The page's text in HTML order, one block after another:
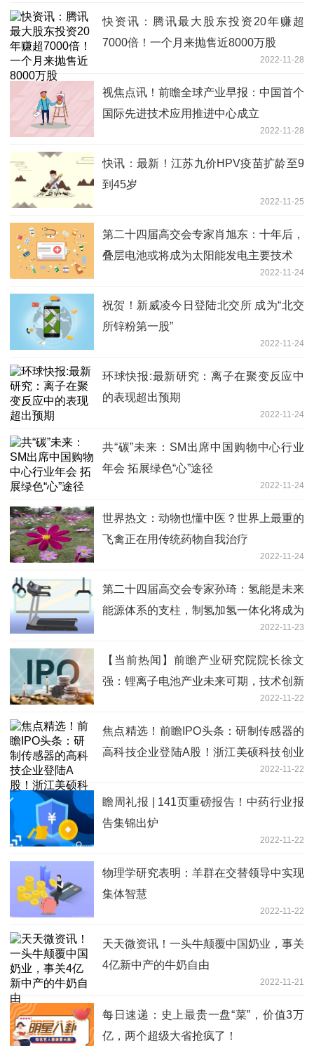
快资讯：腾讯最大股东投资20年赚超
7000倍！一个月来抛售近8000万股
2022-11-28
视焦点讯！前瞻全球产业早报：中国首个
国际先进技术应用推进中心成立
2022-11-28
快讯：最新！江苏九价HPV疫苗扩龄至9
到45岁
2022-11-25
第二十四届高交会专家肖旭东：十年后，
叠层电池或将成为太阳能发电主要技术
2022-11-24
祝贺！新威凌今日登陆北交所 成为“北交
所锌粉第一股”
2022-11-24
环球快报:最新研究：离子在聚变反应中
的表现超出预期
2022-11-24
共“碳”未来：SM出席中国购物中心行业
年会 拓展绿色“心”途径
2022-11-24
世界热文：动物也懂中医？世界上最重的
飞禽正在用传统药物自我治疗
2022-11-24
第二十四届高交会专家孙琦：氢能是未来
能源体系的支柱，制氢加氢一体化将成为
2022-11-23
【当前热闻】前瞻产业研究院院长徐文
强：锂离子电池产业未来可期，技术创新
2022-11-22
焦点精选！前瞻IPO头条：研制传感器的
高科技企业登陆A股！浙江美硕科技创业
2022-11-22
瞻周礼报 | 141页重磅报告！中药行业报
告集锦出炉
2022-11-22
物理学研究表明：羊群在交替领导中实现
集体智慧
2022-11-22
天天微资讯！一头牛颠覆中国奶业，事关
4亿新中产的牛奶自由
2022-11-21
每日速递：史上最贵一盘“菜”，价值3万
亿，两个超级大省抢疯了！